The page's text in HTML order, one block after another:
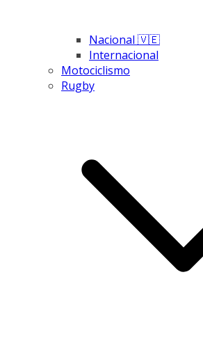
Nacional 🇻🇪
Internacional
Motociclismo
Rugby